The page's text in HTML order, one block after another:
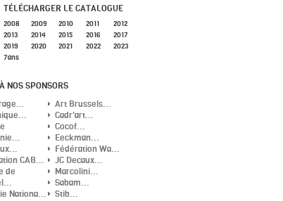
TÉLÉCHARGER LE CATALOGUE
2008 2009 2010 2011
2012
2013
2014 2015 2016
2017
2019
2020 2021 2022
2023
7ans
NOS SPONSORS
CAB...
de
Nationa...
Art Brussels...
Cadr'art...
Cocof...
Eeckman...
Fédération Wa...
JC Decaux...
Marcolini...
Sabam...
Stib...